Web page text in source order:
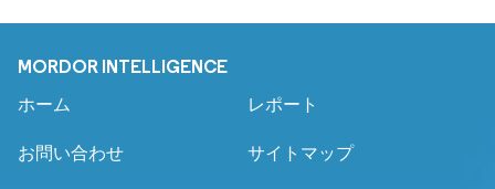
MORDOR INTELLIGENCE
ホーム レポート
お問い合わせ サイトマップ